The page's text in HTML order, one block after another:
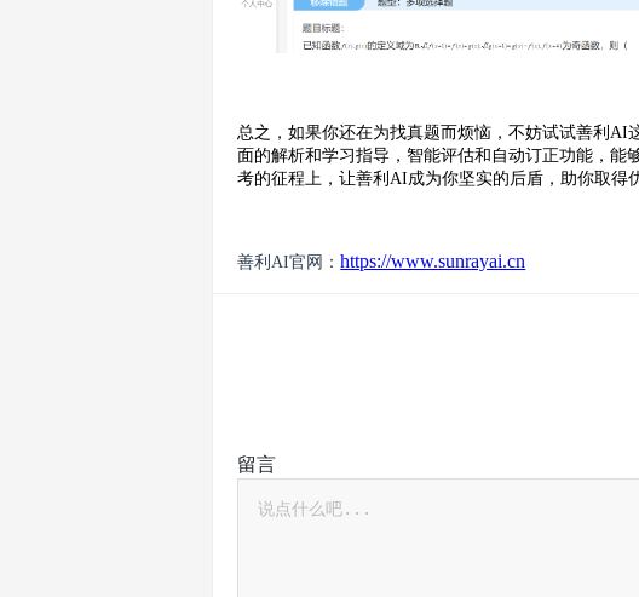
总之，如果你还在为找真题而烦恼，不妨试试善利AI
面的解析和学习指导，智能评估和自动订正功能，能
考的征程上，让善利AI成为你坚实的后盾，助你取得
善利AI官网： https://www.sunrayai.cn
留言